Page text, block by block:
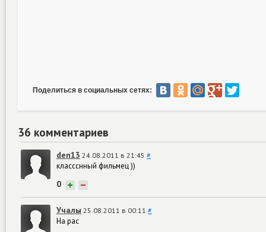
Поделиться в социальных сетях:
36 комментариев
den13 24.08.2011 в 21:45 #
классснный фильмец ))
0 + −
Учалы 25.08.2011 в 00:11 #
На рас